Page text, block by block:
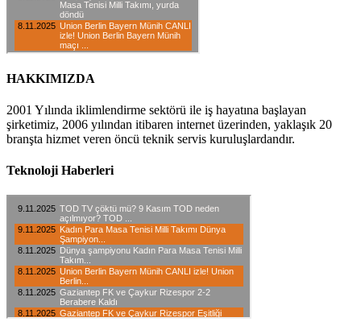
HAKKIMIZDA
2001 Yılında iklimlendirme sektörü ile iş hayatına başlayan
şirketimiz, 2006 yılından itibaren internet üzerinden, yaklaşık 20
branşta hizmet veren öncü teknik servis kuruluşlardandır.
Teknoloji Haberleri